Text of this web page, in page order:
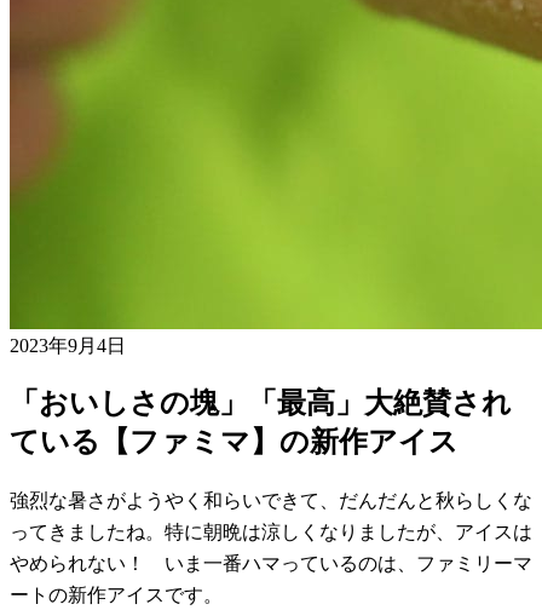
2023年9月4日
「おいしさの塊」「最高」大絶賛され
ている【ファミマ】の新作アイス
強烈な暑さがようやく和らいできて、だんだんと秋らしくな
ってきましたね。特に朝晩は涼しくなりましたが、アイスは
やめられない！ いま一番ハマっているのは、ファミリーマ
ートの新作アイスです。